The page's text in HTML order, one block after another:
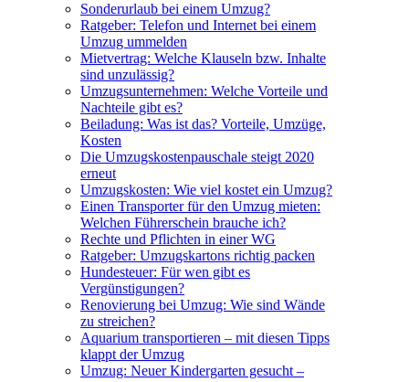
Sonderurlaub bei einem Umzug?
Ratgeber: Telefon und Internet bei einem
Umzug ummelden
Mietvertrag: Welche Klauseln bzw. Inhalte
sind unzulässig?
Umzugsunternehmen: Welche Vorteile und
Nachteile gibt es?
Beiladung: Was ist das? Vorteile, Umzüge,
Kosten
Die Umzugskostenpauschale steigt 2020
erneut
Umzugskosten: Wie viel kostet ein Umzug?
Einen Transporter für den Umzug mieten:
Welchen Führerschein brauche ich?
Rechte und Pflichten in einer WG
Ratgeber: Umzugskartons richtig packen
Hundesteuer: Für wen gibt es
Vergünstigungen?
Renovierung bei Umzug: Wie sind Wände
zu streichen?
Aquarium transportieren – mit diesen Tipps
klappt der Umzug
Umzug: Neuer Kindergarten gesucht –